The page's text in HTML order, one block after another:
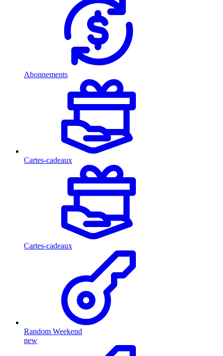
Abonnements
Cartes-cadeaux
Cartes-cadeaux
Random Weekend
new